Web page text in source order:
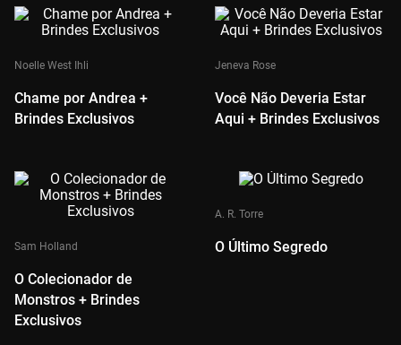
Noelle West Ihli
Chame por Andrea +
Brindes Exclusivos
Jeneva Rose
Você Não Deveria Estar
Aqui + Brindes Exclusivos
Sam Holland
O Colecionador de
Monstros + Brindes
Exclusivos
A. R. Torre
O Último Segredo